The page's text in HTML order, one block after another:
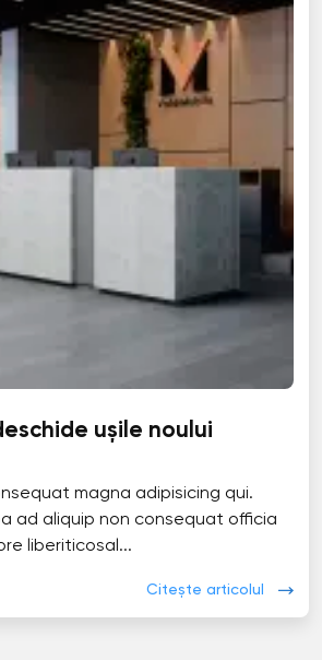
ușile noului
magna adipisicing qui.
ad aliquip non consequat officia
liberiticosal...
Citește articolul